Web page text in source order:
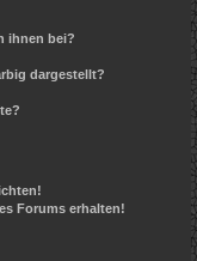
ihnen bei?
dargestellt?
Forums erhalten!